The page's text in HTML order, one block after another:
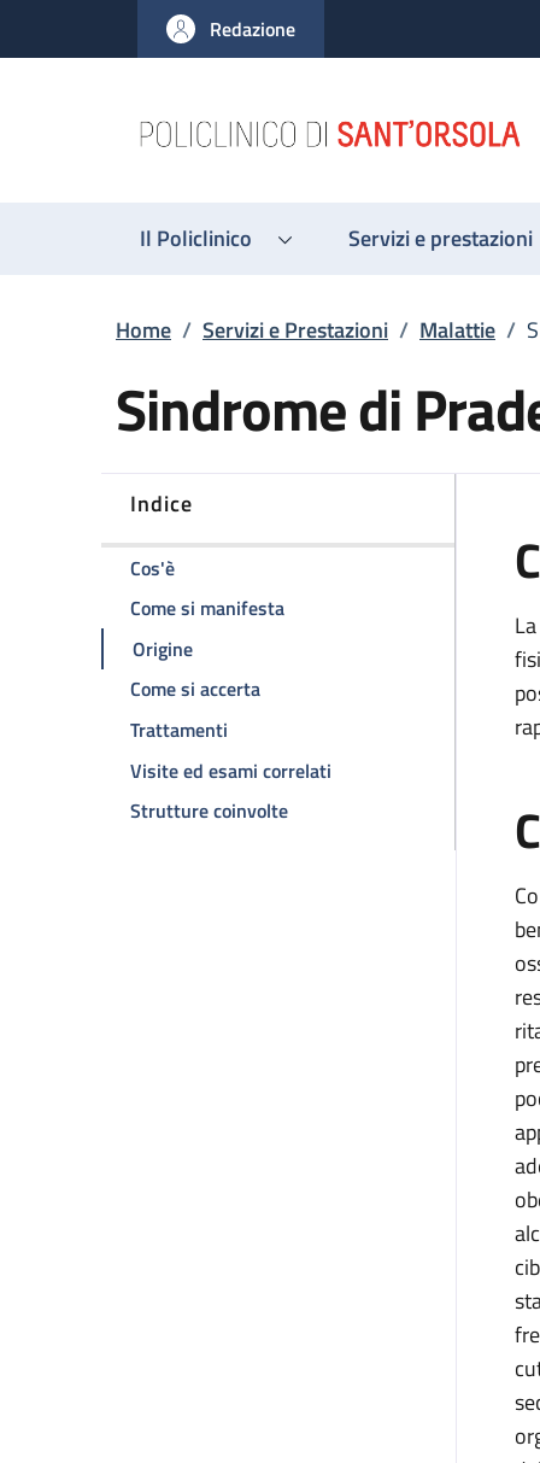
al contenuto principale
to footer content
Redazione
Il Policlinico Servizi e prestazioni
Briciole di pane
Home / Servizi e Prestazioni / Malattie /
Sindrome di
Indice
Cos'èdella pagina Sindrome di Prader-Willi
Come si manifestadella pagina Sindrome di
Originedella pagina Sindrome di Prader-Willi
Come si accertadella pagina Sindrome di Prader-
Trattamenti della pagina Sindrome di Prader-Willi
Visite ed esami correlati
Strutture coinvoltedella pagina Sindrome di